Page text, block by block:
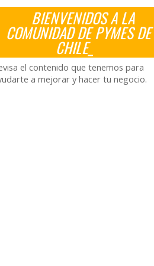
BIENVENIDOS A LA
COMUNIDAD DE PYMES DE
CHILE_
el contenido que tenemos para
a mejorar y hacer tu negocio.